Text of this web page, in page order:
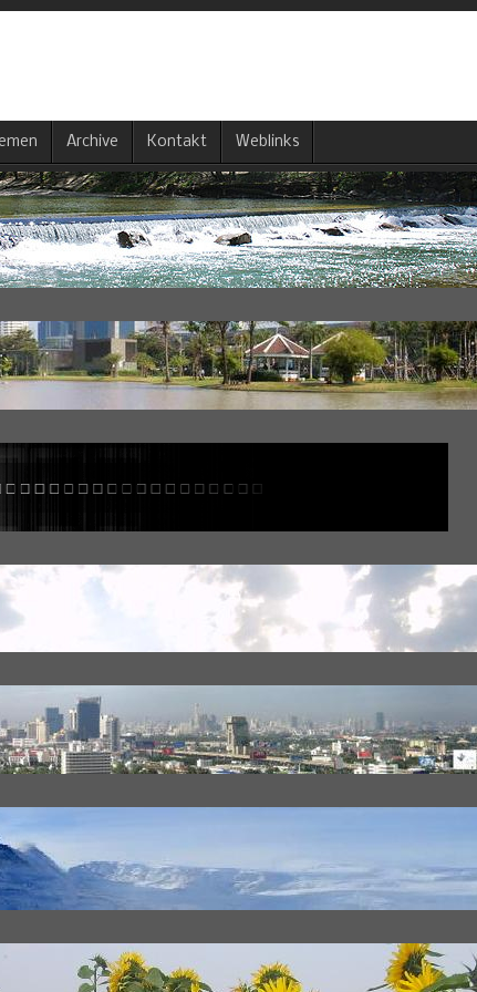
Archive Kontakt Weblinks